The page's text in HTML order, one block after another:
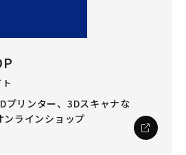
プリンター、3Dスキャナな
ンラインショップ